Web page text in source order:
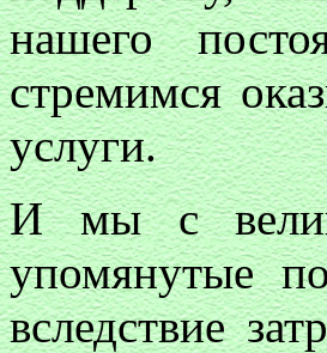
нашего
стремимся
услуги.
И мы с
упомянутые
вследствие